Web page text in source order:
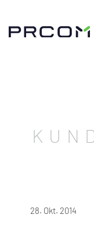
28. Okt. 2014